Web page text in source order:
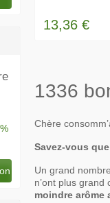
13,36 €
1336
Chère
Savez-vous
Un grand
n’ont plus
moindre arôme